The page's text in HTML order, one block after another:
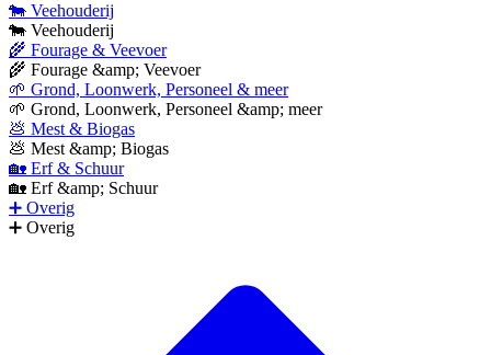
🐄 Veehouderij
🐄 Veehouderij
🌾 Fourage & Veevoer
🌾 Fourage &amp; Veevoer
🌱 Grond, Loonwerk, Personeel & meer
🌱 Grond, Loonwerk, Personeel &amp; meer
💩 Mest & Biogas
💩 Mest &amp; Biogas
🏡 Erf & Schuur
🏡 Erf &amp; Schuur
➕ Overig
➕ Overig